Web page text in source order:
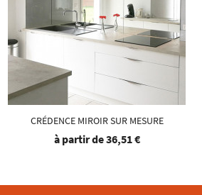
CRÉDENCE MIROIR SUR MESURE
à partir de36,51 €